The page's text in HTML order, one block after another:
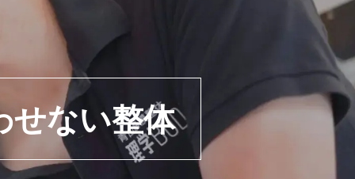
せない整体